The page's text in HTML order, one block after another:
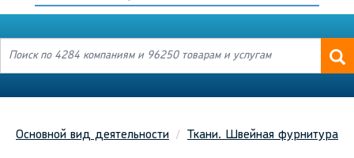
Основной вид деятельности Ткани. Швейная фурнитура